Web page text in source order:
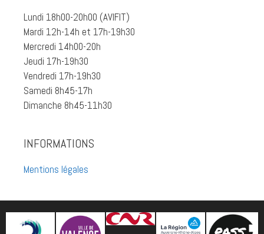
Lundi 18h00-20h00 (AVIFIT)
Mardi 12h-14h et 17h-19h30
Mercredi 14h00-20h
Jeudi 17h-19h30
Vendredi 17h-19h30
Samedi 8h45-17h
Dimanche 8h45-11h30
INFORMATIONS
Mentions légales